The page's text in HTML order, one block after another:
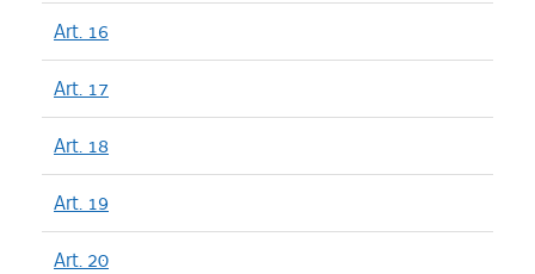
Art. 16
Art. 17
Art. 18
Art. 19
Art. 20